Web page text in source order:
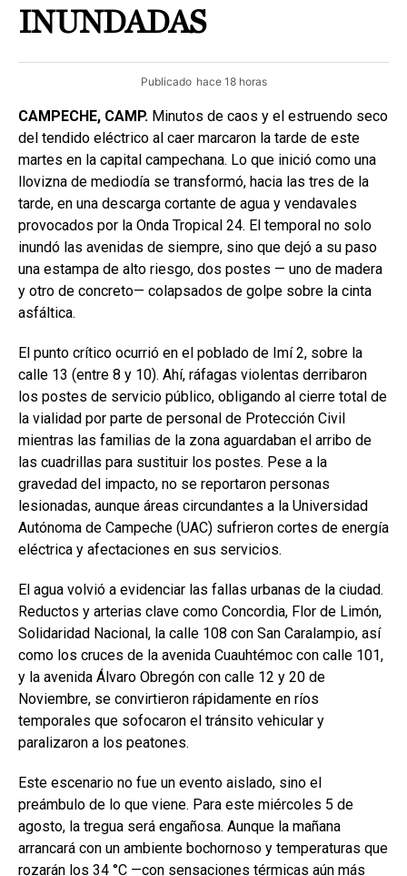
INUNDADAS
Publicado hace 18 horas
CAMPECHE, CAMP. Minutos de caos y el estruendo seco
del tendido eléctrico al caer marcaron la tarde de este
martes en la capital campechana. Lo que inició como una
llovizna de mediodía se transformó, hacia las tres de la
tarde, en una descarga cortante de agua y vendavales
provocados por la Onda Tropical 24. El temporal no solo
inundó las avenidas de siempre, sino que dejó a su paso
una estampa de alto riesgo, dos postes — uno de madera
y otro de concreto— colapsados de golpe sobre la cinta
asfáltica.
El punto crítico ocurrió en el poblado de Imí 2, sobre la
calle 13 (entre 8 y 10). Ahí, ráfagas violentas derribaron
los postes de servicio público, obligando al cierre total de
la vialidad por parte de personal de Protección Civil
mientras las familias de la zona aguardaban el arribo de
las cuadrillas para sustituir los postes. Pese a la
gravedad del impacto, no se reportaron personas
lesionadas, aunque áreas circundantes a la Universidad
Autónoma de Campeche (UAC) sufrieron cortes de energía
eléctrica y afectaciones en sus servicios.
El agua volvió a evidenciar las fallas urbanas de la ciudad.
Reductos y arterias clave como Concordia, Flor de Limón,
Solidaridad Nacional, la calle 108 con San Caralampio, así
como los cruces de la avenida Cuauhtémoc con calle 101,
y la avenida Álvaro Obregón con calle 12 y 20 de
Noviembre, se convirtieron rápidamente en ríos
temporales que sofocaron el tránsito vehicular y
paralizaron a los peatones.
Este escenario no fue un evento aislado, sino el
preámbulo de lo que viene. Para este miércoles 5 de
agosto, la tregua será engañosa. Aunque la mañana
arrancará con un ambiente bochornoso y temperaturas que
rozarán los 34 °C —con sensaciones térmicas aún más